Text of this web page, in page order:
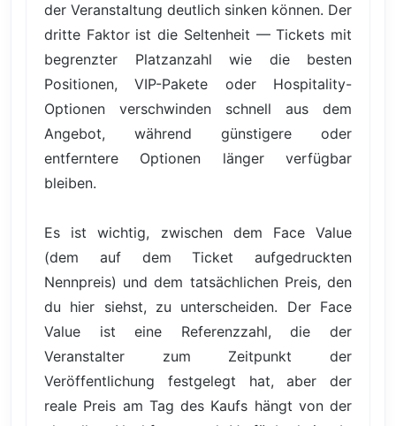
der Veranstaltung deutlich sinken können. Der
dritte Faktor ist die Seltenheit — Tickets mit
begrenzter Platzanzahl wie die besten
Positionen, VIP-Pakete oder Hospitality-
Optionen verschwinden schnell aus dem
Angebot, während günstigere oder
entferntere Optionen länger verfügbar
bleiben.
Es ist wichtig, zwischen dem Face Value
(dem auf dem Ticket aufgedruckten
Nennpreis) und dem tatsächlichen Preis, den
du hier siehst, zu unterscheiden. Der Face
Value ist eine Referenzzahl, die der
Veranstalter zum Zeitpunkt der
Veröffentlichung festgelegt hat, aber der
reale Preis am Tag des Kaufs hängt von der